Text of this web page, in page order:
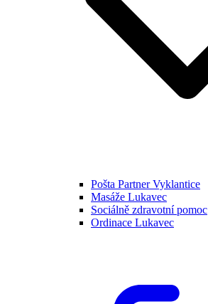
Pošta Partner Vyklantice
Masáže Lukavec
Sociálně zdravotní pomoc
Ordinace Lukavec